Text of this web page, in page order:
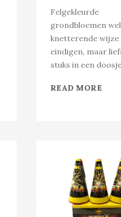
Felgekleurde
grondbloemen
knetterende wijze
eindigen, maar
stuks in een
READ MORE